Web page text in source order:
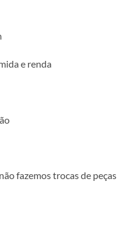
e renda
fazemos trocas de peças